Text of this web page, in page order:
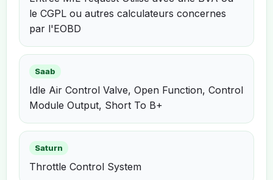
le CGPL ou autres calculateurs concernes
par l'EOBD
Saab
Idle Air Control Valve, Open Function, Control
Module Output, Short To B+
Saturn
Throttle Control System